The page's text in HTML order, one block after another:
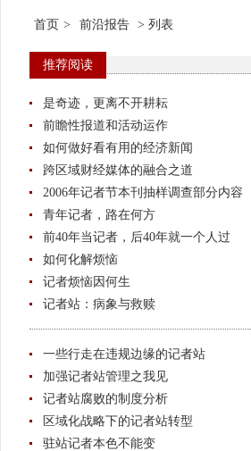
首页 > 前沿报告 > 列表
推荐阅读
是奇迹，更离不开耕耘
前瞻性报道和活动运作
如何做好看有用的经济新闻
跨区域财经媒体的融合之道
2006年记者节本刊抽样调查部分内容
青年记者，路在何方
前40年当记者，后40年就一个人过
如何化解烦恼
记者烦恼因何生
记者站：病象与救赎
一些行走在违规边缘的记者站
加强记者站管理之我见
记者站腐败的制度分析
区域化战略下的记者站转型
驻站记者本色不能变